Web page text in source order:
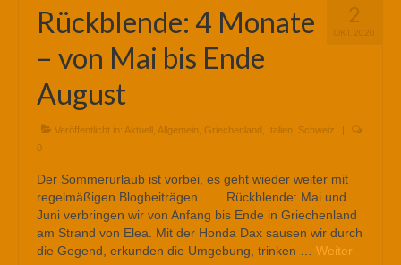
2
OKT. 2020
Rückblende: 4 Monate
– von Mai bis Ende
August
Veröffentlicht in: Aktuell Allgemein Griechenland Italien Schweiz
|
0
Der Sommerurlaub ist vorbei, es geht wieder weiter mit
regelmäßigen Blogbeiträgen…… Rückblende: Mai und
Juni verbringen wir von Anfang bis Ende in Griechenland
am Strand von Elea. Mit der Honda Dax sausen wir durch
die Gegend, erkunden die Umgebung, trinken … Weiter